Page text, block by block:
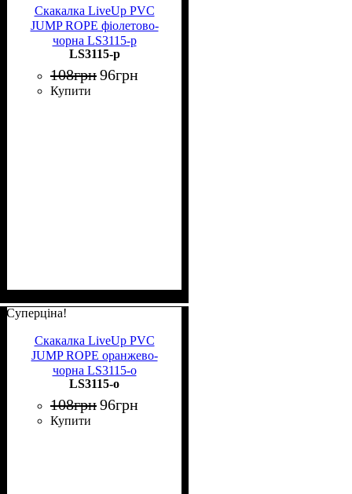
Скакалка LiveUp PVC
JUMP ROPE фіолетово-
чорна LS3115-p
LS3115-p
108грн96грн
Купити
Суперціна!
Скакалка LiveUp PVC
JUMP ROPE оранжево-
чорна LS3115-o
LS3115-o
108грн96грн
Купити